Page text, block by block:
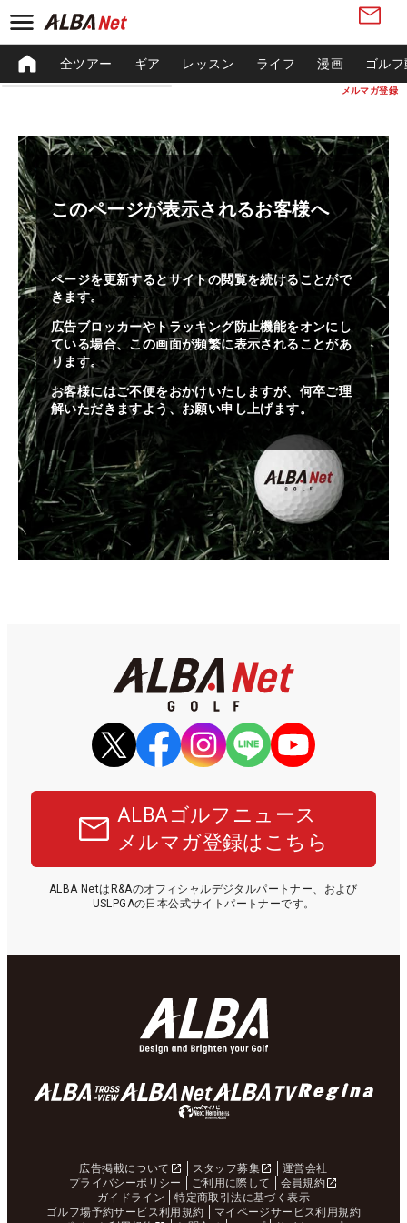
メルマガ登録
全ツアー ギア レッスン ライフ 漫画 ゴル
このページが表示されるお客様へ
ページを更新するとサイトの閲覧を続けることがで
きます。
広告ブロッカーやトラッキング防止機能をオンにし
ている場合、この画面が頻繁に表示されることがあ
ります。
お客様にはご不便をおかけいたしますが、何卒ご理
解いただきますよう、お願い申し上げます。
ALBAゴルフニュース
メルマガ登録はこちら
ALBA NetはR&Aのオフィシャルデジタルパートナー、および
USLPGAの日本公式サイトパートナーです。
広告掲載について スタッフ募集
運営会社
プライバシーポリシー
ご利用に際して
会員規約
ガイドライン
特定商取引法に基づく表示
ゴルフ場予約サービス利用規約
マイページサービス利用規約